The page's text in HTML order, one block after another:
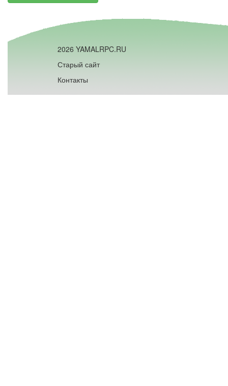
2026 YAMALRPC.RU
Старый сайт
Контакты